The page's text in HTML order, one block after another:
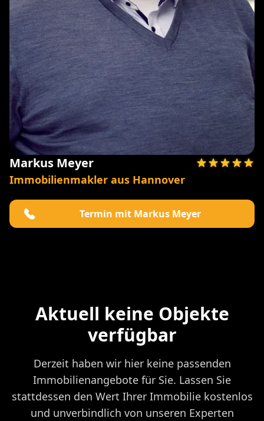
Markus Meyer
Immobilienmakler aus Hannover
Termin mit Markus Meyer
Aktuell keine Objekte
verfügbar
Derzeit haben wir hier keine passenden
Immobilienangebote für Sie. Lassen Sie
stattdessen den Wert Ihrer Immobilie kostenlos
und unverbindlich von unseren Experten